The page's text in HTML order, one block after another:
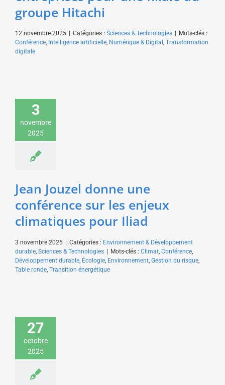
groupe Hitachi
12 novembre 2025 Catégories : Sciences & Technologies
Mots-clés :
Conférence, Intelligence artificielle, Numérique & Digital , Transformation
digitale
3
novembre
2025
Jean Jouzel donne une
conférence sur les enjeux
climatiques pour Iliad
3 novembre 2025 | Catégories : Environnement & Développement
durable Sciences & Technologies | Mots-clés : Climat Conférence
Développement durable Écologie Environnement Gestion du risque
Table ronde Transition énergétique
27
octobre
2025